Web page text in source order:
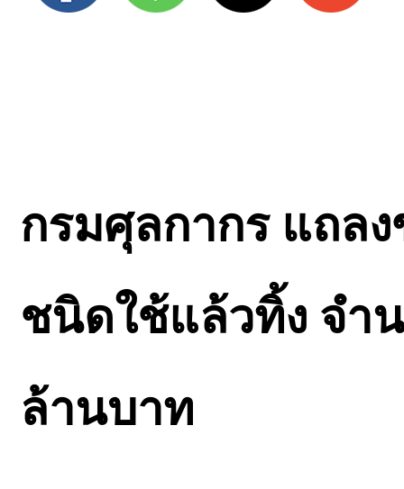
กรมศุลกากร แถล
ชนิดใช้แล้วทิ้ง จำ
ล้านบาท